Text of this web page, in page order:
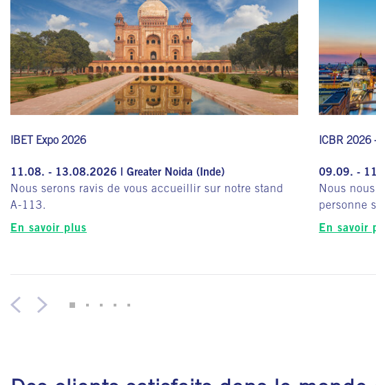
IBET Expo 2026
11.08. - 13.08.2026 | Greater Noida (Inde)
Nous serons ravis de vous accueillir sur notre stand
A-113.
En savoir plus
ICBR 2026
09.09. -
Nous
personne
En savoir